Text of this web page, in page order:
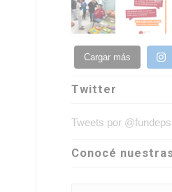
Cargar más
Twitter
Tweets por @fundeps
Conocé